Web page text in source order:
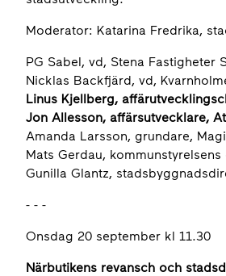
Moderator: Katarina Fredrika,
PG Sabel, vd, Stena Fastigheter
Nicklas Backfjärd, vd,
Linus Kjellberg,
Jon Allesson, affärsutvecklare,
Amanda Larsson, grundare,
Mats Gerdau,
Gunilla Glantz,
- - -
Onsdag 20 september kl 11.30
Närbutikens revansch och